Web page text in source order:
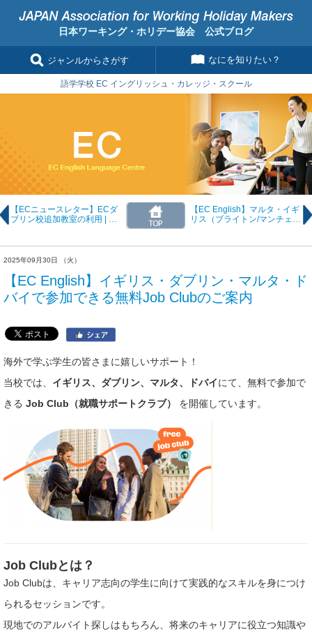
日本ワーキング・ホリデー協会 公式ブログ
ジャンルからさがす なにを知りたい？
語学学校 EC イングリッシュ・カレッジ・スクール
【ECニュースレター】ECダ
ブリン校追加教室の利用 | ニ
【EC English】マルタ・イギ
リス（ブライトン/マンチェス
2025年09月30日 （火）
【EC English】イギリス・ダブリン・マルタ・ド
バイで参加できる無料Job Clubのご案内
海外で学ぶ学生の皆さまに嬉しいサポート！
当校では、 イギリス、ダブリン、マルタ、ドバイにて、無料で参加で
きる Job Club（就職サポートクラブ） を開催しています。
Job Clubとは？
Job Clubは、キャリア志向の学生に向けて実践的なスキルを身につけ
られるセッションです。
現地でのアルバイト探しはもちろん、将来のキャリアに役立つ知識や